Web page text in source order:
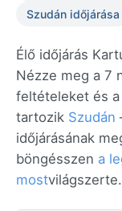
Szudán időjárása
Élő időjárás
Nézze meg a 7
feltételeket és
tartozik Szudán
időjárásának
böngésszen a
mostvilágszerte.